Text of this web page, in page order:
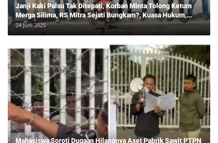
Janji Kaki Palsu Tak Ditepati, Korban Minta Tolong Ketum
Merga Silima, RS Mitra Sejati Bungkam?, Kuasa Hukum,
Hans Silalahi Dampingi Julita Cari Keadilan
24 Juni 2025
Mahasiswa Soroti Dugaan Hilangnya Aset Pabrik Sawit PTPN